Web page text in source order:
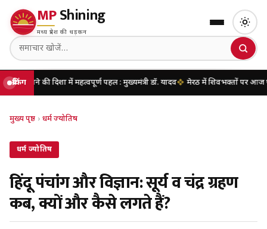
MPShining
मध्य प्रदेश की धड़कन
ब्रेकिंग
दिशा में महत्वपूर्ण पहल : मुख्यमंत्री डॉ. यादव मेरठ में शिवभक्तों पर आज पुष्पवर्षा करेंगे
मुख्य पृष्ठ › धर्म ज्योतिष
धर्म ज्योतिष
हिंदू पंचांग और विज्ञान: सूर्य व चंद्र ग्रहण
कब, क्यों और कैसे लगते हैं?